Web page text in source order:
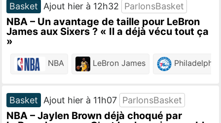
Basket Ajout hier à 12h32 ParlonsBasket
NBA – Un avantage de taille pour LeBron
James aux Sixers ? « Il a déjà vécu tout ça
»
NBA LeBron James
Basket Ajout hier à 11h07 ParlonsBasket
NBA – Jaylen Brown déjà choqué par